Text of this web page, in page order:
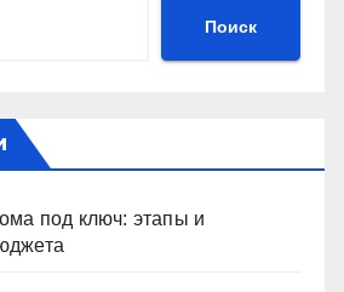
Поиск
под ключ: этапы и